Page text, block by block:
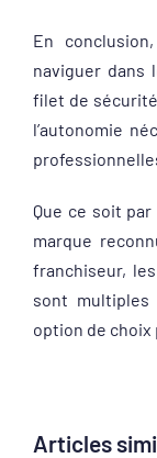
En
naviguer dans
filet de
l’autonomie
Que ce soit
marque
franchiseur,
sont
option de choix
Articles